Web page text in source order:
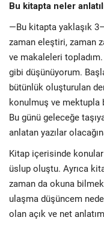
Bu kitapta neler
—Bu kitapta yaklaşık
zaman eleştiri, zaman
ve makaleleri
gibi düşünüyorum.
bütünlük oluşturulan
konulmuş ve
Bu günü geleceğe
anlatan yazılar
Kitap içerisinde
üslup oluştu. Ayrıca
zaman da okuna
ulaşma düşüncem
olan açık ve net